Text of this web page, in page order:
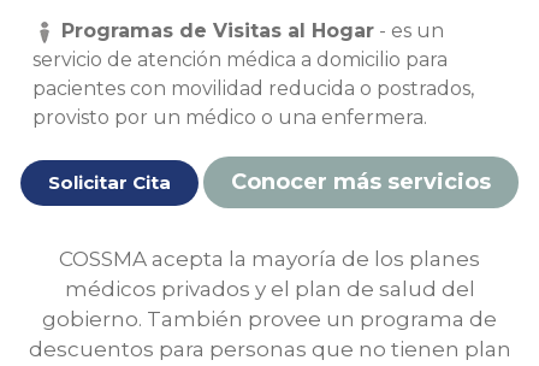
Programas de Visitas al Hogar - es un
servicio de atención médica a domicilio para
pacientes con movilidad reducida o postrados,
provisto por un médico o una enfermera.
Solicitar Cita Conocer más servicios
COSSMA acepta la mayoría de los planes
médicos privados y el plan de salud del
gobierno. También provee un programa de
descuentos para personas que no tienen plan